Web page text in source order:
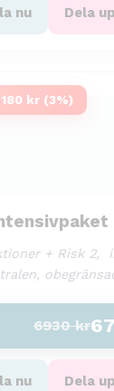
nu Dela
kr (3%)
+ Risk 2,
6930kr
nu Dela